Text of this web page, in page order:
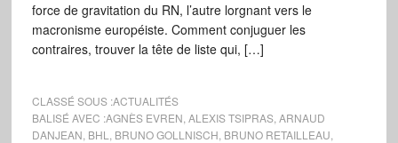
force de gravitation du RN, l’autre lorgnant vers le
macronisme européiste. Comment conjuguer les
contraires, trouver la tête de liste qui, […]
CLASSÉ SOUS :ACTUALITÉS
BALISÉ AVEC :AGNÈS EVREN ALEXIS TSIPRAS, ARNAUD
DANJEAN BHL BRUNO GOLLNISCH BRUNO RETAILLEAU